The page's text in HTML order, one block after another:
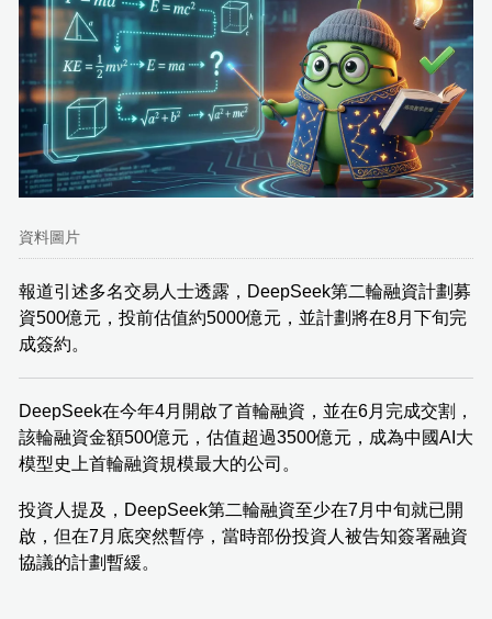
資料圖片
報道引述多名交易人士透露，DeepSeek第二輪融資計劃募
資500億元，投前估值約5000億元，並計劃將在8月下旬完
成簽約。
DeepSeek在今年4月開啟了首輪融資，並在6月完成交割，
該輪融資金額500億元，估值超過3500億元，成為中國AI大
模型史上首輪融資規模最大的公司。
投資人提及，DeepSeek第二輪融資至少在7月中旬就已開
啟，但在7月底突然暫停，當時部份投資人被告知簽署融資
協議的計劃暫緩。